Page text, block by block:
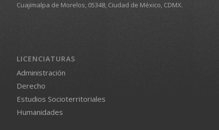
Cuajimalpa de Morelos, 05348, Ciudad de México, CDMX.
LICENCIATURAS
Administración
Derecho
Estudios Socioterritoriales
Humanidades